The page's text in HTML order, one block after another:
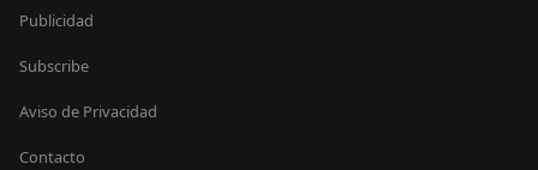
Publicidad
Subscribe
Aviso de Privacidad
Contacto